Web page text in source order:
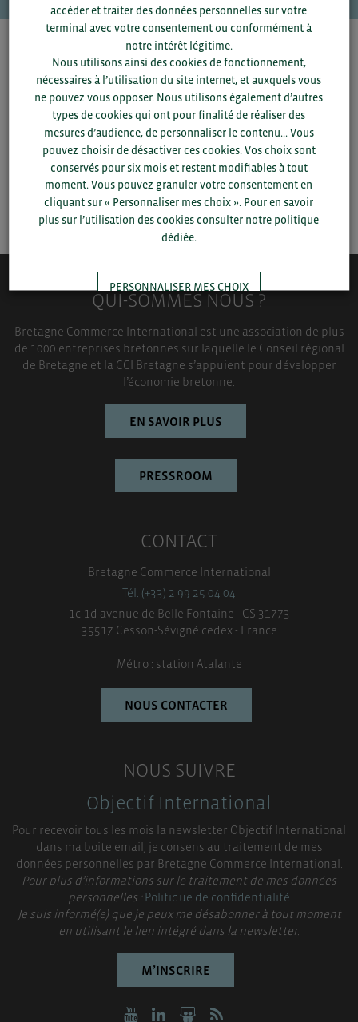
Pour voir les contacts, merci de renseigner votre
département et votre secteurou connectez-vous.
SAUVEGARDER
QUI-SOMMES NOUS ?
Bretagne Commerce International est une association de plus
de 1000 entreprises bretonnes sur laquelle le Conseil régional
de Bretagne et la CCI Bretagne s’appuient pour développer
l’économie bretonne.
EN SAVOIR PLUS
PRESSROOM
CONTACT
Bretagne Commerce International
Tél. (+33) 2 99 25 04 04
1c-1d avenue de Belle Fontaine - CS 31773
35517 Cesson-Sévigné cedex - France
Métro : station Atalante
NOUS CONTACTER
NOUS SUIVRE
Objectif International
Pour recevoir tous les mois la newsletter Objectif International
dans ma boite email, je consens au traitement de mes
données personnelles par Bretagne Commerce International.
Pour plus d’informations sur le traitement de mes données
personnelles :Politique de confidentialité
Je suis informé(e) que je peux me désabonner à tout moment
en utilisant le lien intégré dans la newsletter.
M’INSCRIRE
accéder et traiter des données personnelles sur votre
terminal avec votre consentement ou conformément à
notre intérêt légitime.
Nous utilisons ainsi des cookies de fonctionnement,
nécessaires à l’utilisation du site internet, et auxquels vous
ne pouvez vous opposer. Nous utilisons également d’autres
types de cookies qui ont pour finalité de réaliser des
mesures d’audience, de personnaliser le contenu... Vous
pouvez choisir de désactiver ces cookies. Vos choix sont
conservés pour six mois et restent modifiables à tout
moment. Vous pouvez granuler votre consentement en
cliquant sur « Personnaliser mes choix ». Pour en savoir
plus sur l’utilisation des cookies consulter notre politique
dédiée.
PERSONNALISER MES CHOIX
TOUT ACCEPTER